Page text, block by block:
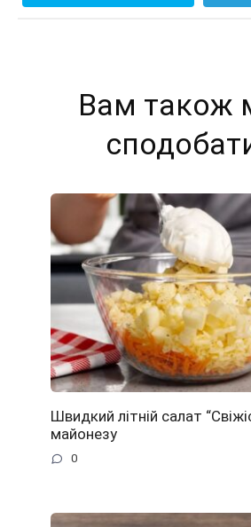
Вам також
Швидкий літній салат
майонезу
0